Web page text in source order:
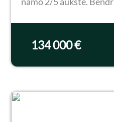
tvarkingas, tačiau
134 000 €